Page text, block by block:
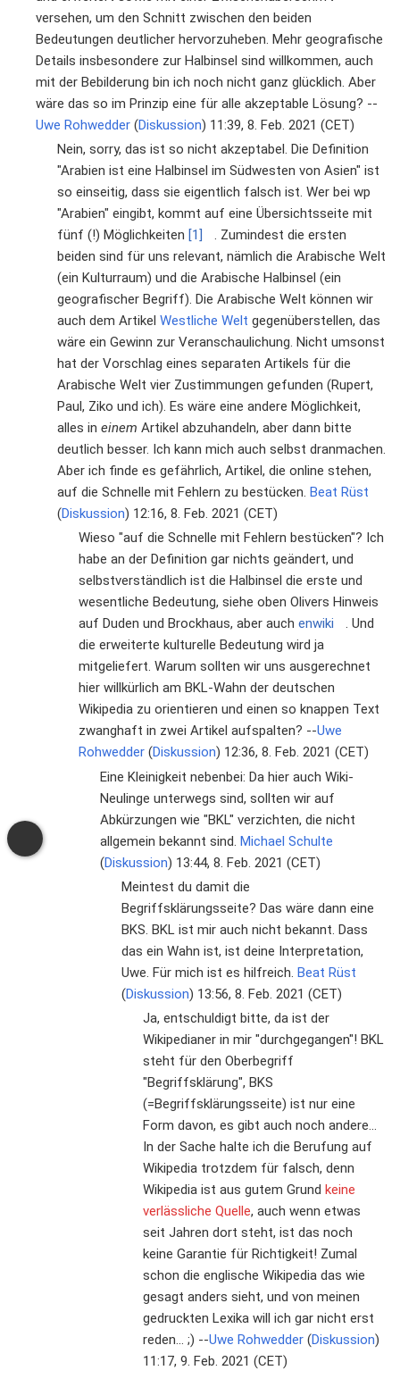
versehen, um den Schnitt zwischen den beiden
Bedeutungen deutlicher hervorzuheben. Mehr geografische
Details insbesondere zur Halbinsel sind willkommen, auch
mit der Bebilderung bin ich noch nicht ganz glücklich. Aber
wäre das so im Prinzip eine für alle akzeptable Lösung? --
Uwe Rohwedder (Diskussion) 11:39, 8. Feb. 2021 (CET)
Nein, sorry, das ist so nicht akzeptabel. Die Definition
"Arabien ist eine Halbinsel im Südwesten von Asien" ist
so einseitig, dass sie eigentlich falsch ist. Wer bei wp
"Arabien" eingibt, kommt auf eine Übersichtsseite mit
fünf (!) Möglichkeiten [1]
. Zumindest die ersten
beiden sind für uns relevant, nämlich die Arabische Welt
(ein Kulturraum) und die Arabische Halbinsel (ein
geografischer Begriff). Die Arabische Welt können wir
auch dem Artikel Westliche Welt gegenüberstellen, das
wäre ein Gewinn zur Veranschaulichung. Nicht umsonst
hat der Vorschlag eines separaten Artikels für die
Arabische Welt vier Zustimmungen gefunden (Rupert,
Paul, Ziko und ich). Es wäre eine andere Möglichkeit,
alles in einem Artikel abzuhandeln, aber dann bitte
deutlich besser. Ich kann mich auch selbst dranmachen.
Aber ich finde es gefährlich, Artikel, die online stehen,
auf die Schnelle mit Fehlern zu bestücken. Beat Rüst
(Diskussion) 12:16, 8. Feb. 2021 (CET)
Wieso "auf die Schnelle mit Fehlern bestücken"? Ich
habe an der Definition gar nichts geändert, und
selbstverständlich ist die Halbinsel die erste und
wesentliche Bedeutung, siehe oben Olivers Hinweis
auf Duden und Brockhaus, aber auch enwiki
. Und
die erweiterte kulturelle Bedeutung wird ja
mitgeliefert. Warum sollten wir uns ausgerechnet
hier willkürlich am BKL-Wahn der deutschen
Wikipedia zu orientieren und einen so knappen Text
zwanghaft in zwei Artikel aufspalten? --Uwe
Rohwedder (Diskussion) 12:36, 8. Feb. 2021 (CET)
Eine Kleinigkeit nebenbei: Da hier auch Wiki-
Neulinge unterwegs sind, sollten wir auf
Abkürzungen wie "BKL" verzichten, die nicht
allgemein bekannt sind. Michael Schulte
(Diskussion) 13:44, 8. Feb. 2021 (CET)
Meintest du damit die
Begriffsklärungsseite? Das wäre dann eine
BKS. BKL ist mir auch nicht bekannt. Dass
das ein Wahn ist, ist deine Interpretation,
Uwe. Für mich ist es hilfreich. Beat Rüst
(Diskussion) 13:56, 8. Feb. 2021 (CET)
Ja, entschuldigt bitte, da ist der
Wikipedianer in mir "durchgegangen"! BKL
steht für den Oberbegriff
"Begriffsklärung", BKS
(=Begriffsklärungsseite) ist nur eine
Form davon, es gibt auch noch andere...
In der Sache halte ich die Berufung auf
Wikipedia trotzdem für falsch, denn
Wikipedia ist aus gutem Grund keine
verlässliche Quelle, auch wenn etwas
seit Jahren dort steht, ist das noch
keine Garantie für Richtigkeit! Zumal
schon die englische Wikipedia das wie
gesagt anders sieht, und von meinen
gedruckten Lexika will ich gar nicht erst
reden... ;) --Uwe Rohwedder (Diskussion)
11:17, 9. Feb. 2021 (CET)